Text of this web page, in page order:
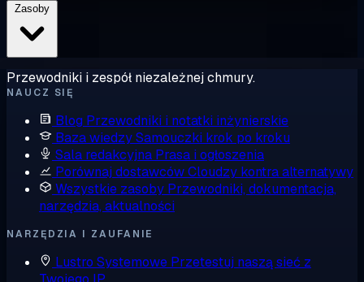
Przewodniki i zespół niezależnej chmury.
NAUCZ SIĘ
Blog Przewodniki i notatki inżynierskie
Baza wiedzySamouczki krok po kroku
Sala redakcyjna Prasa i ogłoszenia
Porównaj dostawcówCloudzy kontra alternatywy
Wszystkie zasoby Przewodniki, dokumentacja,
narzędzia, aktualności
NARZĘDZIA I ZAUFANIE
Lustro Systemowe Przetestuj naszą sieć z